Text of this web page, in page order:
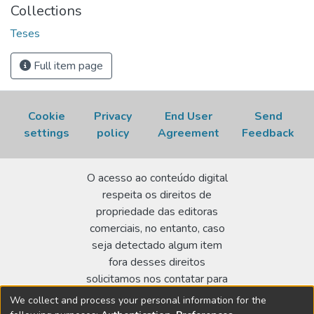
tamanho médio da partícula. Os resultados eletroquímicos
em meio alcalino indicaram que ainda é necessário uma
otimização da concentração de ácido fórmico para que
possamos observar melhores resultados quanto à adição de
bismuto tanto para platina quanto para o paládio.
Collections
Teses
Full item page
Cookie
settings
Privacy
policy
End User
Agreement
Send
Feedback
O acesso ao conteúdo digital
respeita os direitos de
propriedade das editoras
comerciais, no entanto, caso
seja detectado algum item
fora desses direitos
solicitamos nos contatar para
realizar a regularização.
We collect and process your personal information for the